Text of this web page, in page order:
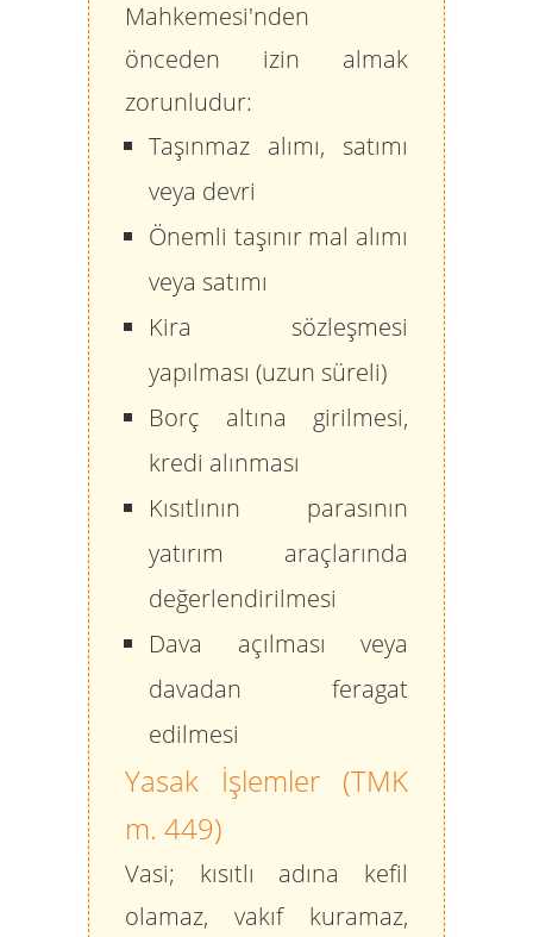
Mahkemesi'nden
önceden izin almak
zorunludur:
Taşınmaz alımı, satımı
veya devri
Önemli taşınır mal alımı
veya satımı
Kira sözleşmesi
yapılması (uzun süreli)
Borç altına girilmesi,
kredi alınması
Kısıtlının parasının
yatırım araçlarında
değerlendirilmesi
Dava açılması veya
davadan feragat
edilmesi
Yasak İşlemler (TMK
m. 449)
Vasi; kısıtlı adına kefil
olamaz, vakıf kuramaz,